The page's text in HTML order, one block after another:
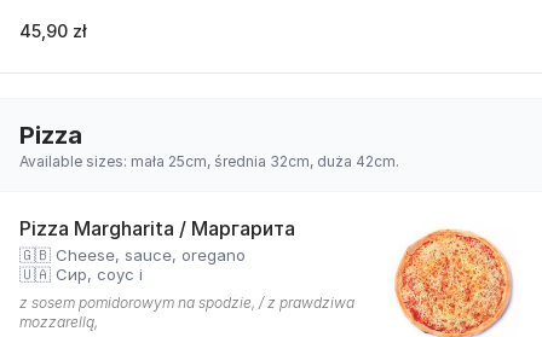
45,90 zł
Pizza
Available sizes: mała 25cm, średnia 32cm, duża 42cm.
Pizza Margharita / Маргарита
🇬🇧 Cheese, sauce, oregano
🇺🇦 Сир, соус і
z sosem pomidorowym na spodzie, / z prawdziwa
mozzarellą,